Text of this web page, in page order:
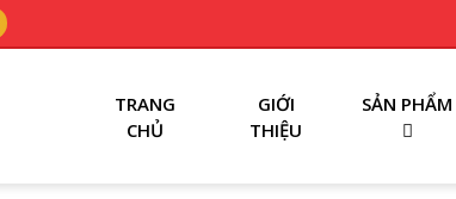
TRANG
CHỦ
GIỚI
THIỆU
SẢN PHẨM